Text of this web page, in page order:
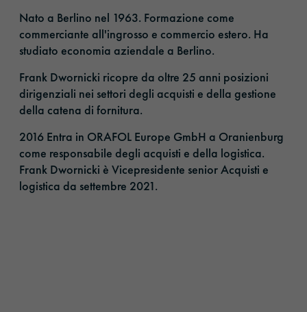
Nato a Berlino nel 1963. Formazione come
commerciante all'ingrosso e commercio estero. Ha
studiato economia aziendale a Berlino.
Frank Dwornicki ricopre da oltre 25 anni posizioni
dirigenziali nei settori degli acquisti e della gestione
della catena di fornitura.
2016 Entra in ORAFOL Europe GmbH a Oranienburg
come responsabile degli acquisti e della logistica.
Frank Dwornicki è Vicepresidente senior Acquisti e
logistica da settembre 2021.